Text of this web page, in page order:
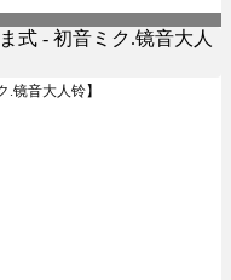
镜音大人铃】